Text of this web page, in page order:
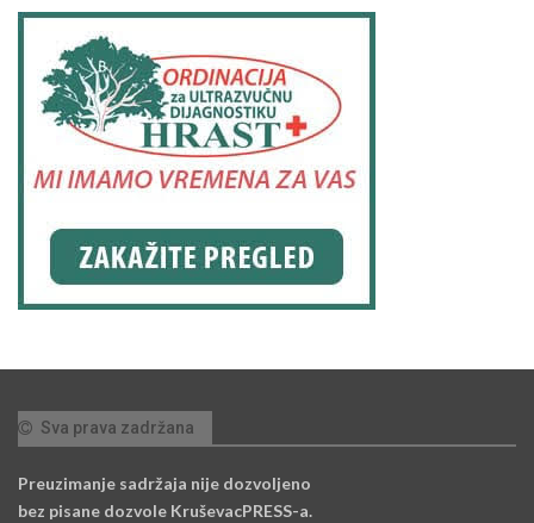
Sva prava zadržana
Preuzimanje sadržaja nije dozvoljeno
bez pisane dozvole KruševacPRESS-a.